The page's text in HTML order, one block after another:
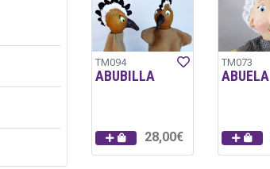
TM094
ABUBILLA
28,00€
TM073
ABUELA